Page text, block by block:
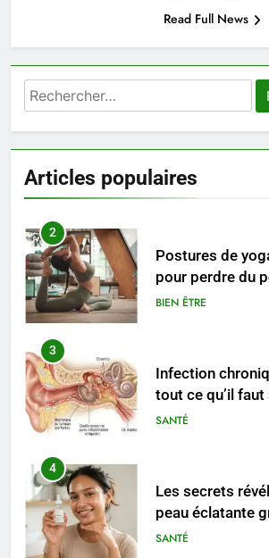
Read Full News
Rechercher :
Articles populaires
Les 4
freelance
ENTREPRISE
1
substituts de
conseils
BIEN ÊTRE
2
Postures de
pour perdre du
rapidement et
BIEN ÊTRE
3
Infection
tout ce qu’il
saignements
SANTÉ
4
Les secrets
peau éclatante
Ordinary
SANTÉ